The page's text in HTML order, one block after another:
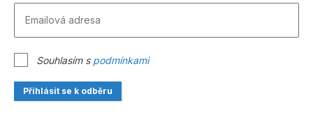
Souhlasím s podmínkami
Přihlásit se k odběru